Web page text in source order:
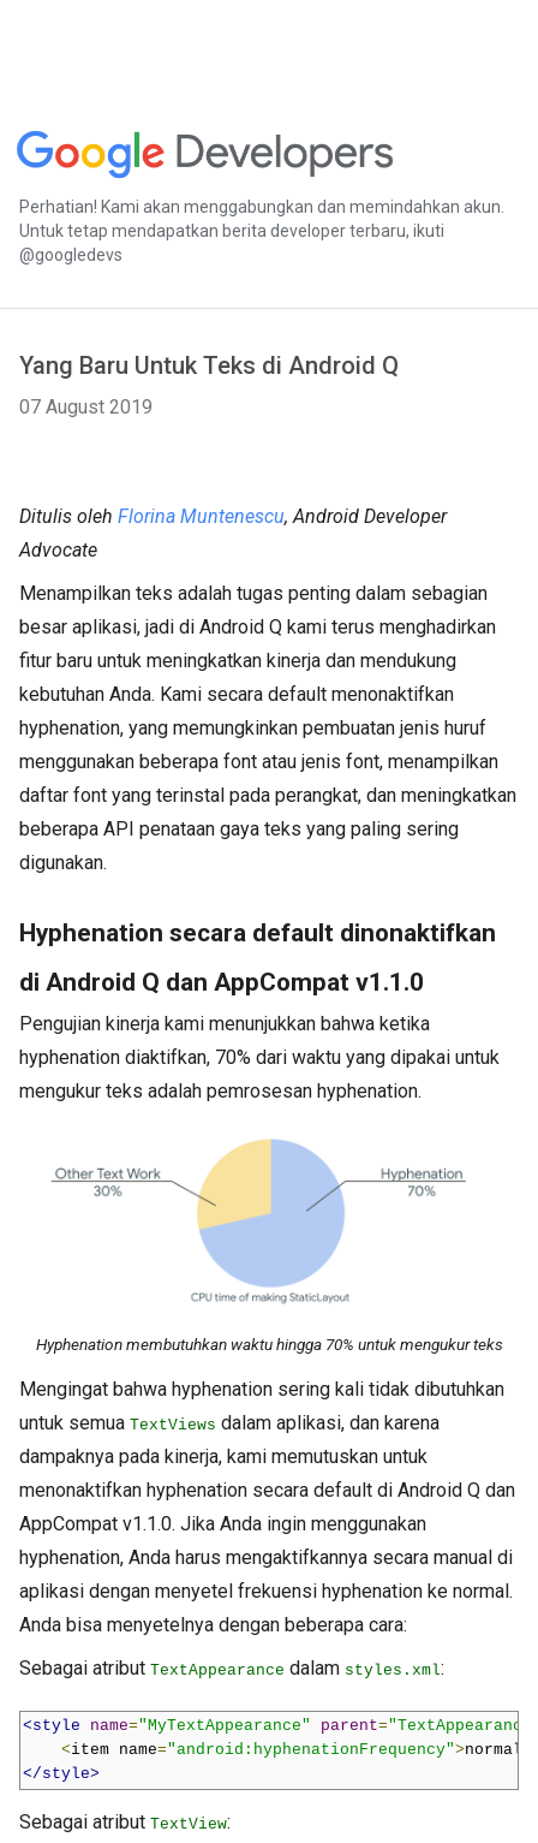
Perhatian! Kami akan menggabungkan dan memindahkan akun.
Untuk tetap mendapatkan berita developer terbaru, ikuti
@googledevs
Yang Baru Untuk Teks di Android Q
07 August 2019
Ditulis oleh Florina Muntenescu, Android Developer
Advocate
Menampilkan teks adalah tugas penting dalam sebagian
besar aplikasi, jadi di Android Q kami terus menghadirkan
fitur baru untuk meningkatkan kinerja dan mendukung
kebutuhan Anda. Kami secara default menonaktifkan
hyphenation, yang memungkinkan pembuatan jenis huruf
menggunakan beberapa font atau jenis font, menampilkan
daftar font yang terinstal pada perangkat, dan meningkatkan
beberapa API penataan gaya teks yang paling sering
digunakan.
Hyphenation secara default dinonaktifkan
di Android Q dan AppCompat v1.1.0
Pengujian kinerja kami menunjukkan bahwa ketika
hyphenation diaktifkan, 70% dari waktu yang dipakai untuk
mengukur teks adalah pemrosesan hyphenation.
Hyphenation membutuhkan waktu hingga 70% untuk mengukur teks
Mengingat bahwa hyphenation sering kali tidak dibutuhkan
untuk semua TextViews dalam aplikasi, dan karena
dampaknya pada kinerja, kami memutuskan untuk
menonaktifkan hyphenation secara default di Android Q dan
AppCompat v1.1.0. Jika Anda ingin menggunakan
hyphenation, Anda harus mengaktifkannya secara manual di
aplikasi dengan menyetel frekuensi hyphenation ke normal.
Anda bisa menyetelnya dengan beberapa cara:
Sebagai atribut TextAppearance dalam styles.xml:
<style name="MyTextAppearance" parent=
<item name="android:hyphenationFrequency">normal
</style>
Sebagai atribut TextView: